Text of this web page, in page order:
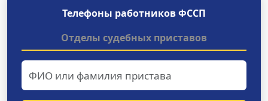
Телефоны работников ФССП
Отделы судебных приставов